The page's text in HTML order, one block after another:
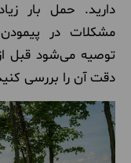
دارید. حمل بار
مشکلات در
توصیه می‌شود قبل
دقت آن را بررسی